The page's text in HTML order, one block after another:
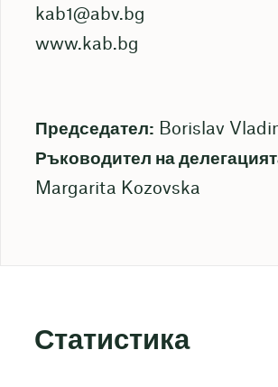
kab1@abv.bg
www.kab.bg
Председател: Borislav
Ръководител на
Margarita Kozovska
Статистика